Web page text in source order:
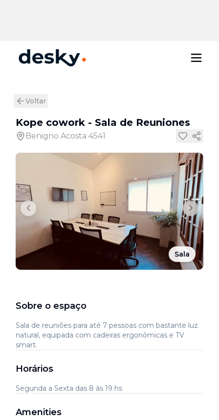
Voltar
Kope cowork - Sala de Reuniones
Benigno Acosta 4541
Sala
Sobre o espaço
Sala de reuniões para até 7 pessoas com bastante luz
natural, equipada com cadeiras ergonômicas e TV
smart.
Horários
Segunda a Sexta das 8 às 19 hs
Amenities